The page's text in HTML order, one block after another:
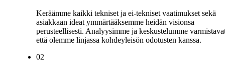
Keräämme kaikki tekniset ja ei-tekniset vaatimukset sekä
asiakkaan ideat ymmärtääksemme heidän visionsa
perusteellisesti. Analyysimme ja keskustelumme
että olemme linjassa kohdeyleisön odotusten kanssa.
02